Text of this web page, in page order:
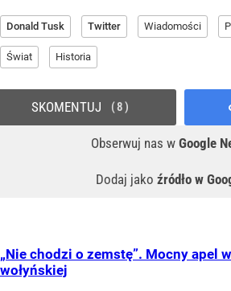
Donald Tusk Twitter Wiadomości
Świat Historia
Obserwuj nas w Google
Dodaj jako źródło w
SKOMENTUJ 8
„Nie chodzi o zemstę”. Mocny apel
wołyńskiej